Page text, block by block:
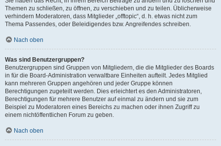
Themen zu schließen, zu öffnen, zu verschieben und zu teilen. Üblicherweise
verhindern Moderatoren, dass Mitglieder „offtopic“, d. h. etwas nicht zum
Thema Passendes, oder Beleidigendes bzw. Angreifendes schreiben.
Nach oben
Was sind Benutzergruppen?
Benutzergruppen sind Gruppen von Mitgliedern, die die Mitglieder des Boards
in für die Board-Administration verwaltbare Einheiten aufteilt. Jedes Mitglied
kann mehreren Gruppen angehören und jeder Gruppe können
Berechtigungen zugeteilt werden. Dies erleichtert es den Administratoren,
Berechtigungen für mehrere Benutzer auf einmal zu ändern und sie zum
Beispiel zu Moderatoren eines Bereichs zu machen oder ihnen Zugriff zu
einem nichtöffentlichen Forum zu geben.
Nach oben